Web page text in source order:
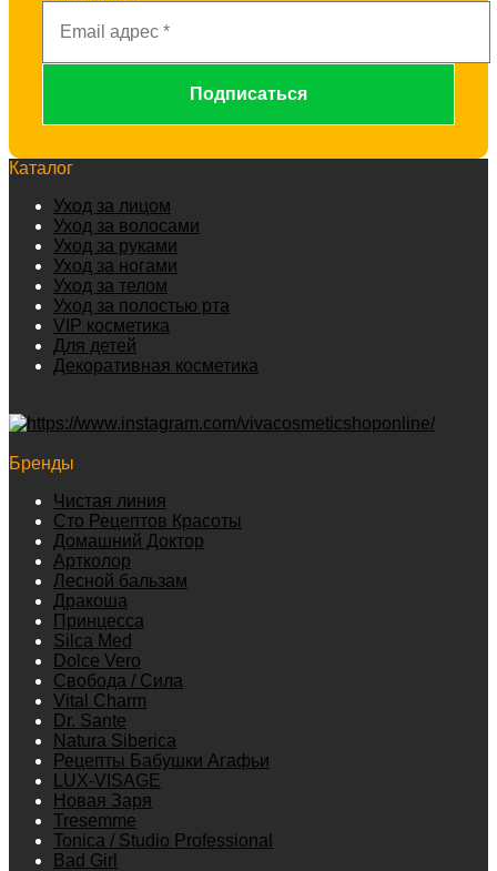
Каталог
Уход за лицом
Уход за волосами
Уход за руками
Уход за ногами
Уход за телом
Уход за полостью рта
VIP косметика
Для детей
Декоративная косметика
Бренды
Чистая линия
Сто Рецептов Красоты
Домашний Доктор
Артколор
Лесной бальзам
Дракоша
Принцесса
Silca Med
Dolce Vero
Свобода / Сила
Vital Charm
Dr. Sante
Natura Siberica
Рецепты Бабушки Агафьи
LUX-VISAGE
Новая Заря
Tresemme
Tonica / Studio Professional
Bad Girl